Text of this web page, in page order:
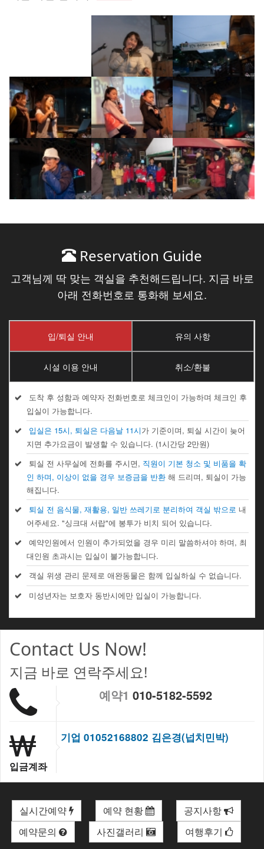
Reservation Guide
고객님께 딱 맞는 객실을 추천해드립니다. 지금 바로
아래 전화번호로 통화해 보세요.
입/퇴실 안내 유의 사항
시설 이용 안내 취소/환불
도착 후 성함과 예약자 전화번호로 체크인이 가능하며 체크인 후
입실이 가능합니다.
입실은 15시, 퇴실은 다음날 11시가 기준이며, 퇴실 시간이 늦어
지면 추가요금이 발생할 수 있습니다. (1시간당 2만원)
퇴실 전 사무실에 전화를 주시면, 직원이 기본 청소 및 비품을 확
인 하며, 이상이 없을 경우 보증금을 반환해 드리며, 퇴실이 가능
해집니다.
퇴실 전 음식물, 재활용, 일반 쓰레기로 분리하여 객실 밖으로 내
어주세요. "싱크대 서랍"에 봉투가 비치 되어 있습니다.
예약인원에서 인원이 추가되었을 경우 미리 말씀하셔야 하며, 최
대인원 초과시는 입실이 불가능합니다.
객실 위생 관리 문제로 애완동물은 함께 입실하실 수 없습니다.
미성년자는 보호자 동반시에만 입실이 가능합니다.
Contact Us Now!
지금 바로 연락주세요!
예약1 010-5182-5592
입금계좌
기업 01052168802 김은경(넙치민박)
실시간예약 예약 현황
공지사항
예약문의
사진갤러리 여행후기